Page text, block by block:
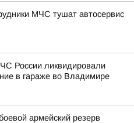
МЧС тушат автосервис
России ликвидировали
в гараже во Владимире
армейский резерв